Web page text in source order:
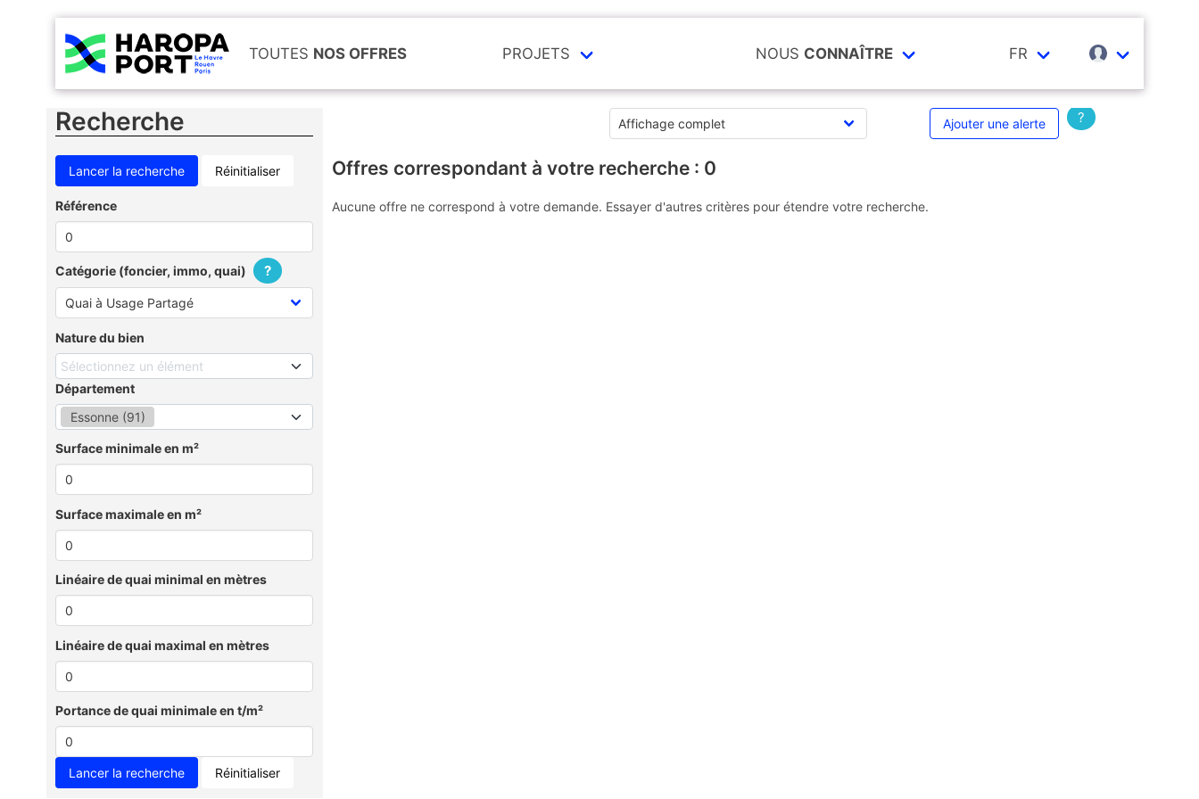
TOUTES NOS OFFRES PROJETS NOUS CONNAÎTRE FR
Recherche
Réinitialiser
Référence
Catégorie (foncier, immo, quai) ?
Nature du bien
Sélectionnez un élément
Département
Essonne (91)
Surface minimale en m²
Surface maximale en m²
Linéaire de quai minimal en mètres
Linéaire de quai maximal en mètres
Portance de quai minimale en t/m²
Réinitialiser
Ajouter une alerte ?
Offres correspondant à votre recherche : 0
Aucune offre ne correspond à votre demande. Essayer d'autres critères pour étendre votre recherche.